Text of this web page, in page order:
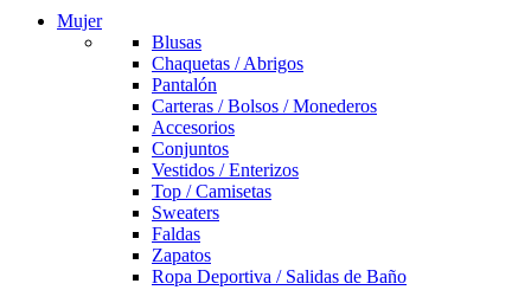
Mujer
Blusas
Chaquetas / Abrigos
Pantalón
Carteras / Bolsos / Monederos
Accesorios
Conjuntos
Vestidos / Enterizos
Top / Camisetas
Sweaters
Faldas
Zapatos
Ropa Deportiva / Salidas de Baño